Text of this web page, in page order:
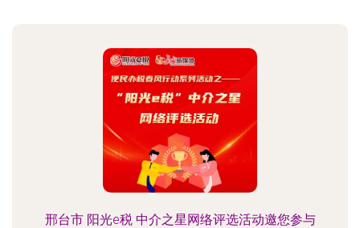
邢台市 阳光e税 中介之星网络评选活动邀您参与